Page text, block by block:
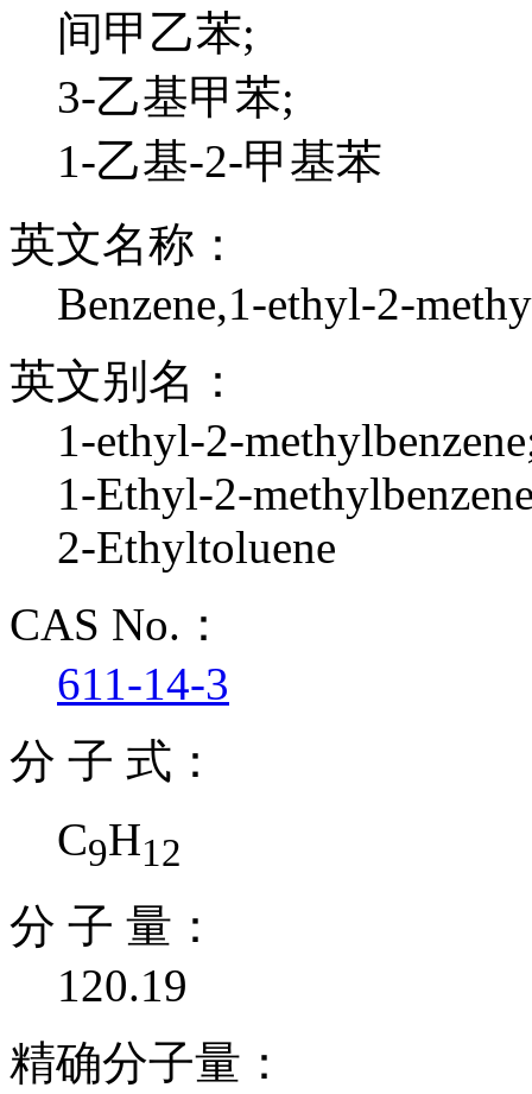
间甲乙苯;
3-乙基甲苯;
1-乙基-2-甲基苯
英文名称：
Benzene,1-ethyl-2-
英文别名：
1-ethyl-2-
1-Ethyl-2-
2-Ethyltoluene
CAS No.：
611-14-3
分 子 式：
C9H12
分 子 量：
120.19
精确分子量：